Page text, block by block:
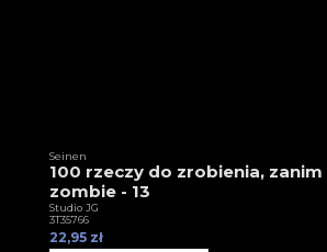
Seinen
100 rzeczy do zrobienia,
zombie - 13
Studio JG
3T35766
22,95 zł